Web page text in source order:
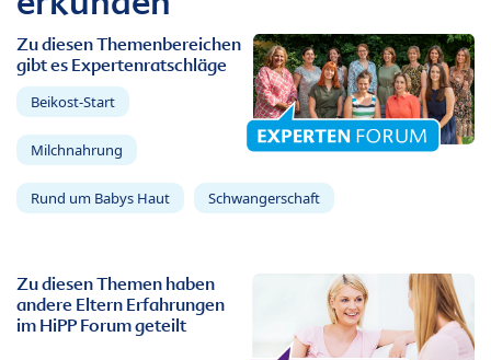
Zu diesen Themenbereichen
gibt es Expertenratschläge
Beikost-Start
Milchnahrung
Rund um Babys Haut Schwangerschaft
Zu diesen Themen haben
andere Eltern Erfahrungen
im HiPP Forum geteilt